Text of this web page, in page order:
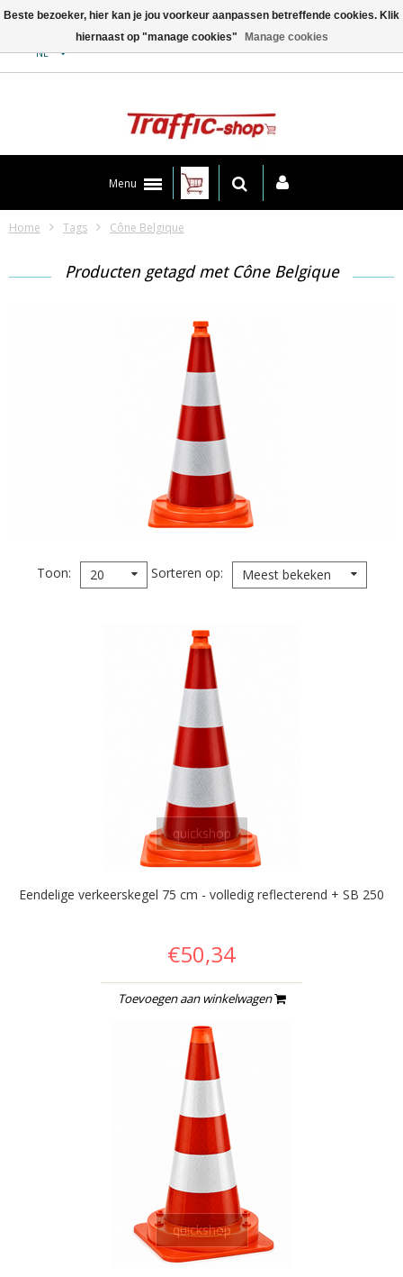
NL
Menu
Home Tags Cône Belgique
Producten getagd met Cône Belgique
Toon 20 Sorteren op Meest bekeken
quickshop
Eendelige verkeerskegel 75 cm - volledig reflecterend + SB 250
€50,34
Toevoegen aan winkelwagen
quickshop
Beste bezoeker, hier kan je jou voorkeur aanpassen betreffende cookies. Klik
hiernaast op "manage cookies"
Manage cookies